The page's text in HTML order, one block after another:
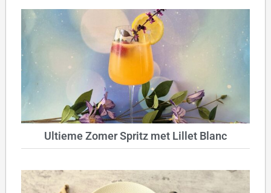
Ultieme Zomer Spritz met Lillet Blanc